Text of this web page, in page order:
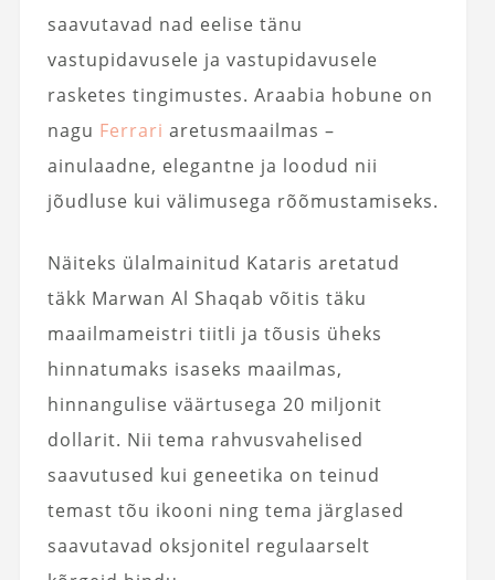
saavutavad nad eelise tänu
vastupidavusele ja vastupidavusele
rasketes tingimustes. Araabia hobune on
nagu Ferrari aretusmaailmas –
ainulaadne, elegantne ja loodud nii
jõudluse kui välimusega rõõmustamiseks.
Näiteks ülalmainitud Kataris aretatud
täkk Marwan Al Shaqab võitis täku
maailmameistri tiitli ja tõusis üheks
hinnatumaks isaseks maailmas,
hinnangulise väärtusega 20 miljonit
dollarit. Nii tema rahvusvahelised
saavutused kui geneetika on teinud
temast tõu ikooni ning tema järglased
saavutavad oksjonitel regulaarselt